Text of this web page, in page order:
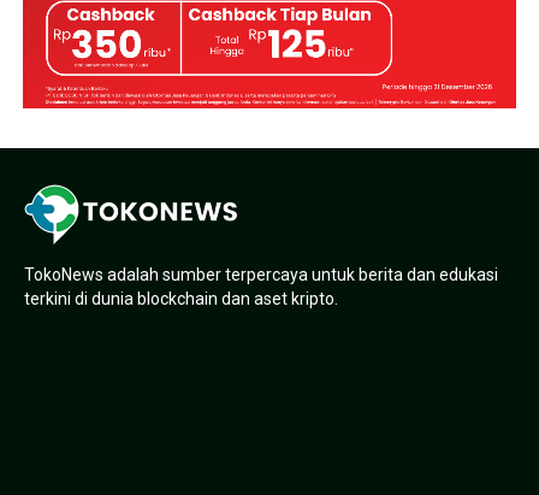
TokoNews adalah sumber terpercaya untuk berita dan edukasi
terkini di dunia blockchain dan aset kripto.